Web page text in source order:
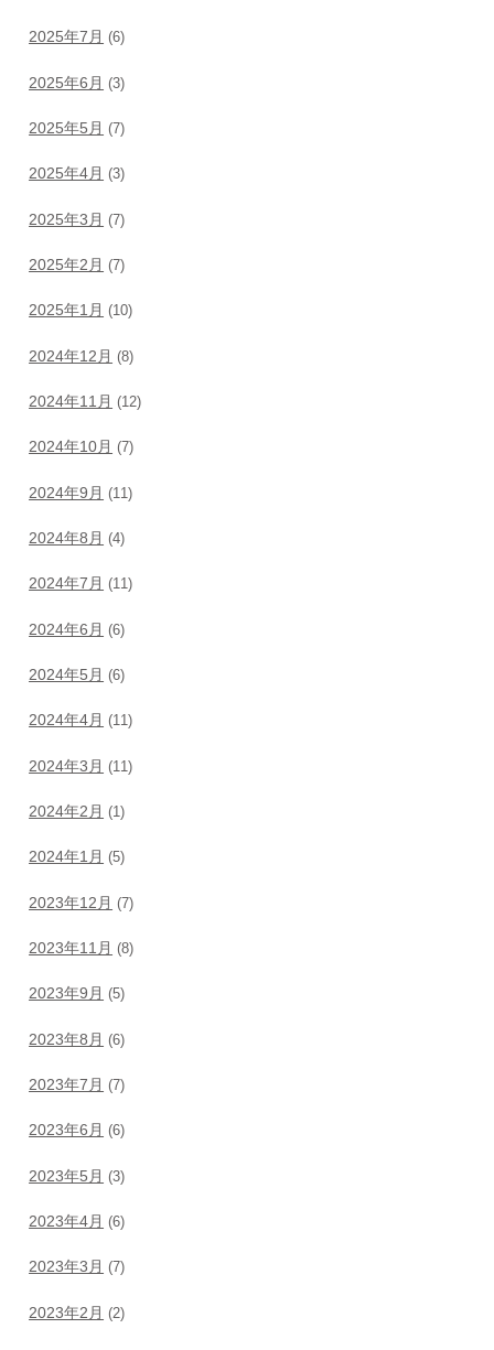
2025年7月 (6)
2025年6月 (3)
2025年5月 (7)
2025年4月 (3)
2025年3月 (7)
2025年2月 (7)
2025年1月 (10)
2024年12月 (8)
2024年11月 (12)
2024年10月 (7)
2024年9月 (11)
2024年8月 (4)
2024年7月 (11)
2024年6月 (6)
2024年5月 (6)
2024年4月 (11)
2024年3月 (11)
2024年2月 (1)
2024年1月 (5)
2023年12月 (7)
2023年11月 (8)
2023年9月 (5)
2023年8月 (6)
2023年7月 (7)
2023年6月 (6)
2023年5月 (3)
2023年4月 (6)
2023年3月 (7)
2023年2月 (2)